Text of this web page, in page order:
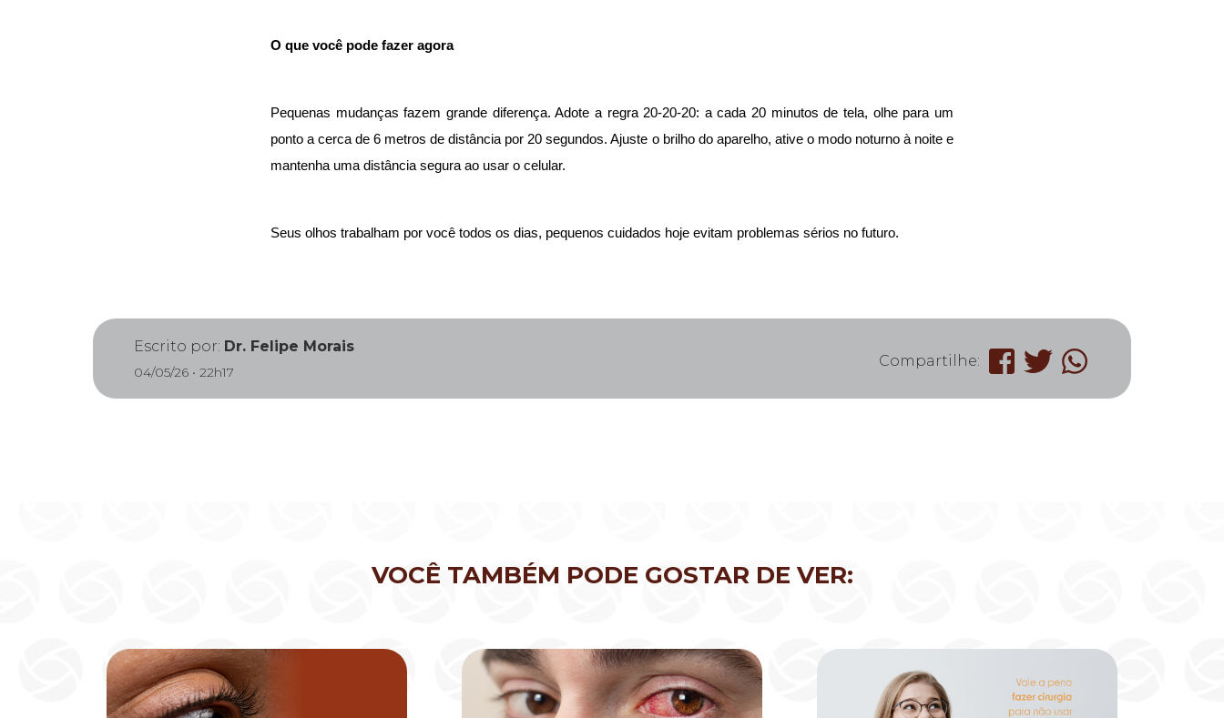
O que você pode fazer agora
Pequenas mudanças fazem grande diferença. Adote a regra 20-20-20: a cada 20 minutos de tela, olhe para um
ponto a cerca de 6 metros de distância por 20 segundos. Ajuste o brilho do aparelho, ative o modo noturno à noite e
mantenha uma distância segura ao usar o celular.
Seus olhos trabalham por você todos os dias, pequenos cuidados hoje evitam problemas sérios no futuro.
Escrito por: Dr. Felipe Morais
04/05/26 • 22h17
Compartilhe:
VOCÊ TAMBÉM PODE GOSTAR DE VER: